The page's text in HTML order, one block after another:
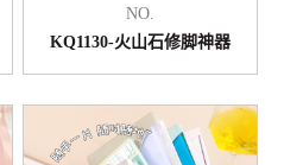
NO.
KQ1130-火山石修脚神器